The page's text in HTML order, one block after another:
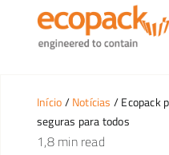
content
Início/Notícias / Ecopack
seguras para todos
1,8 min read